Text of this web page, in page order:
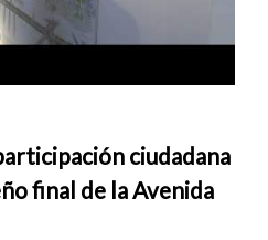
ciudadana
final de la Avenida